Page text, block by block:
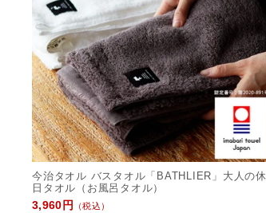
今治タオル バスタオル「BATHLIER」大人の休
日タオル（お風呂タオル）
3,960円
（税込）